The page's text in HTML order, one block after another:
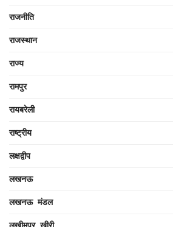
राजनीति
राजस्थान
राज्य
रामपुर
रायबरेली
राष्ट्रीय
लक्षद्वीप
लखनऊ
लखनऊ मंडल